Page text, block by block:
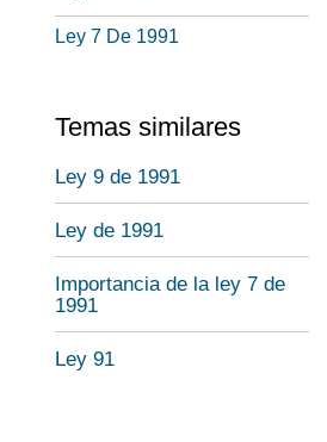
Ley 7 De 1991
Temas similares
Ley 9 de 1991
Ley de 1991
Importancia de la ley 7 de
1991
Ley 91